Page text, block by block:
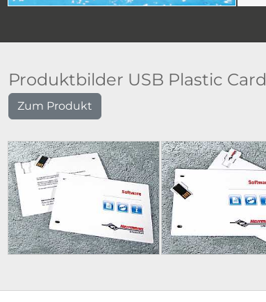
Produktbilder USB Plastic Card
Zum Produkt